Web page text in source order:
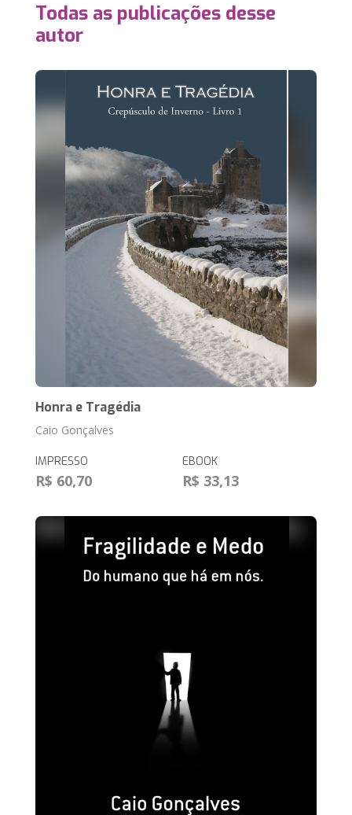
Todas as publicações desse
autor
Honra e Tragédia
Caio Gonçalves
IMPRESSO
R$ 60,70
EBOOK
R$ 33,13